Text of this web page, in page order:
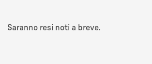
Saranno resi noti a breve.